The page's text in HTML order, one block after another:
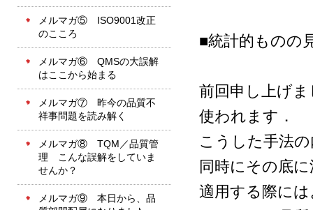
メルマガ⑤ ISO9001改正
のこころ
メルマガ⑥ QMSの大誤解
はここから始まる
メルマガ⑦ 昨今の品質不
祥事問題を読み解く
メルマガ⑧ TQM／品質管
理 こんな誤解をしていま
せんか？
メルマガ⑨ 本日から、品
■統計的ものの
前回申し上げ
使われます．
こうした手法
同時にその底
適用する際に